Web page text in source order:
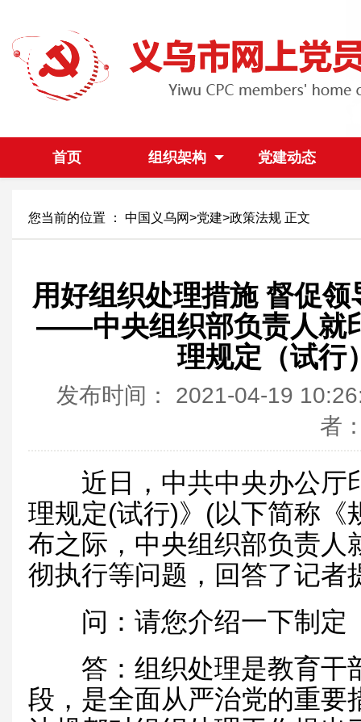
首页 组织架构 党建动态
您当前的位置 ： 中国义乌网>党建>政策法规 正文
用好组织处理措施 督促
——中央组织部负责人就
理规定（试行
发布时间： 2021-04-19
者
近日，中共中央办公厅
理规定(试行)》(以下简称《
布之际，中央组织部负责人
彻执行等问题，回答了记者
问：请您介绍一下制定
答：组织处理是教育干
段，是全面从严治党的重要